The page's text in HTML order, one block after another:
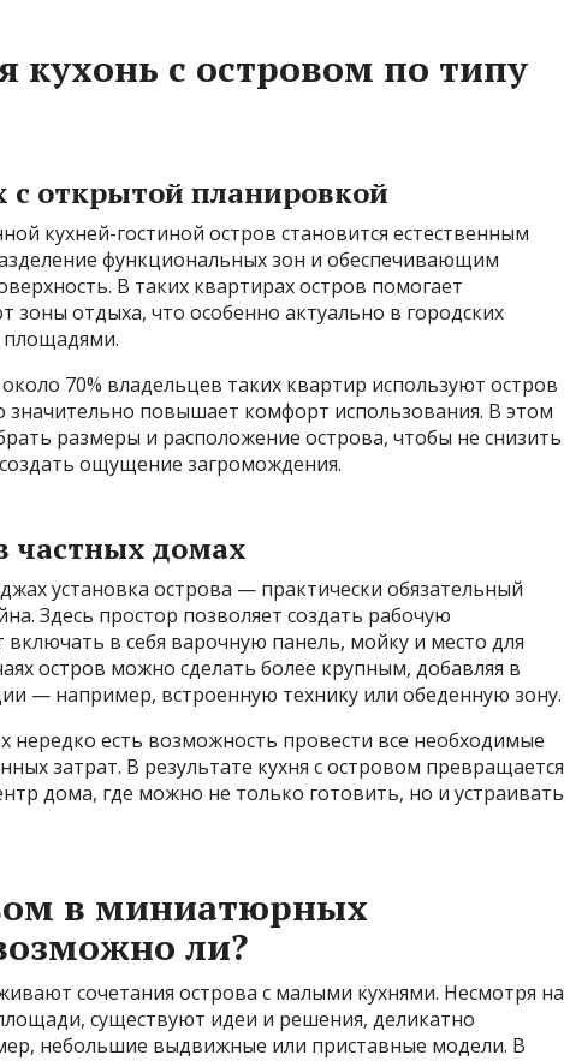
кухонь с островом по типу
с открытой планировкой
кухней-гостиной остров становится естественным
функциональных зон и обеспечивающим
В таких квартирах остров помогает
зоны отдыха, что особенно актуально в городских
площадями.
70% владельцев таких квартир используют остров
значительно повышает комфорт использования. В этом
размеры и расположение острова, чтобы не снизить
ощущение загромождения.
частных домах
установка острова — практически обязательный
Здесь простор позволяет создать рабочую
в себя варочную панель, мойку и место для
остров можно сделать более крупным, добавляя в
— например, встроенную технику или обеденную зону.
нередко есть возможность провести все необходимые
затрат. В результате кухня с островом превращается
дома, где можно не только готовить, но и устраивать
в миниатюрных
ли?
сочетания острова с малыми кухнями. Несмотря на
существуют идеи и решения, деликатно
небольшие выдвижные или приставные модели. В